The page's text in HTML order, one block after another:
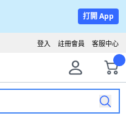
打開 App
客服中心
註冊會員
登入